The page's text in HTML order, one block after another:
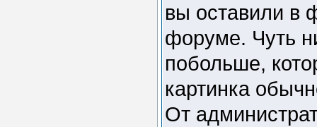
вы оставили в
форуме. Чуть
побольше,
картинка
От